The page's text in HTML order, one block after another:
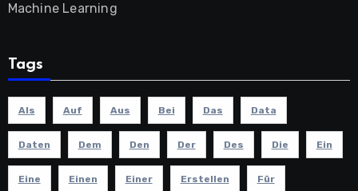
Machine Learning
Tags
Als Auf Aus Bei Das Data
Daten Dem Den Der Des Die Ein
Eine Einen Einer Erstellen Für